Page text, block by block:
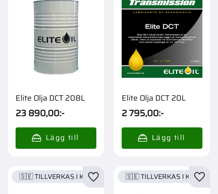
Elite Olja DCT 208L
23 890,00:-
Elite Olja DCT 20L
2 795,00:-
🇸🇪 TILLVERKAS I KARLSTADLägg till i favoriter
🇸🇪 TILLVERKAS I